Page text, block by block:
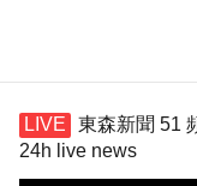
東森新聞 51
24h live news